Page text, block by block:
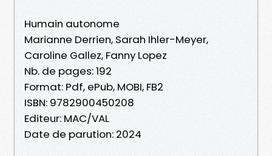
Humain autonome
Marianne Derrien, Sarah Ihler-Meyer,
Caroline Gallez, Fanny Lopez
Nb. de pages: 192
Format: Pdf, ePub, MOBI, FB2
ISBN: 9782900450208
Editeur: MAC/VAL
Date de parution: 2024